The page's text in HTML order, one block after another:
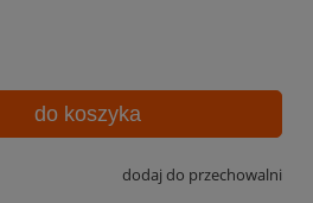
do koszyka
dodaj do przechowalni